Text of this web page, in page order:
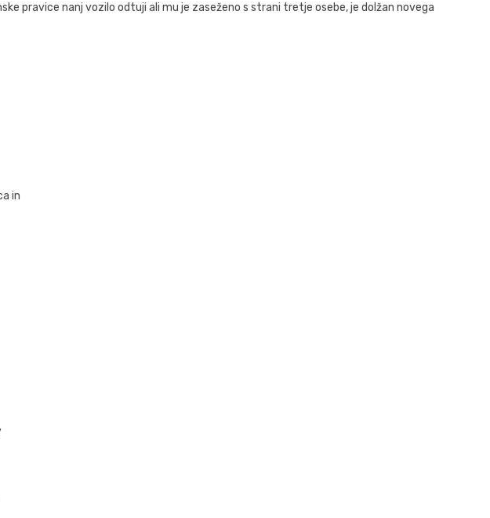
pravice nanj vozilo odtuji ali mu je zaseženo s strani tretje osebe, je dolžan novega
in